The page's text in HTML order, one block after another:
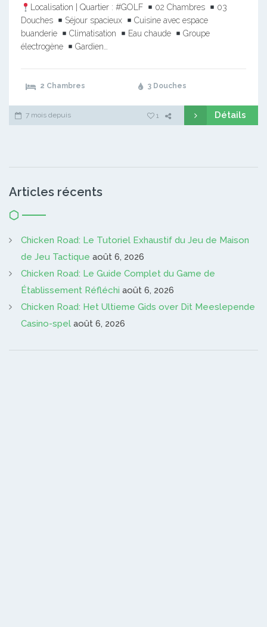
Localisation | Quartier : #GOLF
02 Chambres
03
Douches
Séjour spacieux
Cuisine avec espace
buanderie
Climatisation Eau chaude
Groupe
électrogène
Gardien…
2 Chambres 3 Douches
7 mois depuis 1 Détails
Articles récents
Chicken Road: Le Tutoriel Exhaustif du Jeu de Maison
de Jeu Tactique août 6, 2026
Chicken Road: Le Guide Complet du Game de
Établissement Réfléchi août 6, 2026
Chicken Road: Het Ultieme Gids over Dit Meeslepende
Casino-spel août 6, 2026